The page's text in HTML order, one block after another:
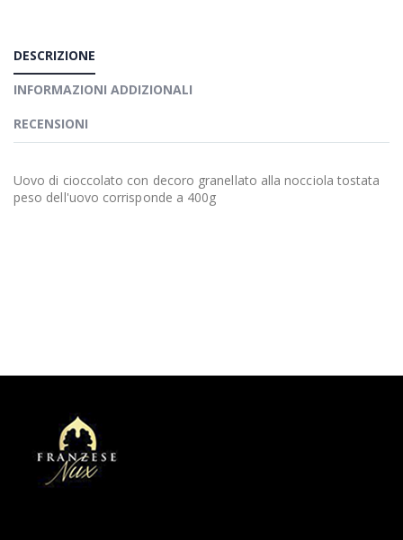
DESCRIZIONE
INFORMAZIONI ADDIZIONALI
RECENSIONI
Uovo di cioccolato con decoro granellato alla nocciola tostata
peso dell'uovo corrisponde a 400g